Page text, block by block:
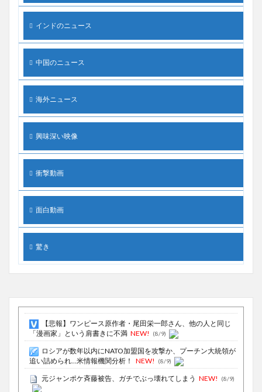
インドのニュース
中国のニュース
海外ニュース
興味深い映像
衝撃動画
面白動画
驚き
【悲報】ワンピース原作者・尾田栄一郎さん、他の人と同じ
「漫画家」という肩書きに不満 NEW! (8/9)
ロシアが数年以内にNATO加盟国を攻撃か、プーチン大統領が
追い詰められ…米情報機関分析！
NEW! (8/9)
元ジャンポケ斉藤被告、ガチでぶっ壊れてしまう NEW! (8/9)